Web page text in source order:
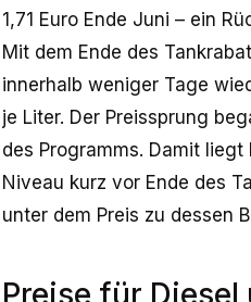
1,71 Euro Ende Juni – ein
Mit dem Ende des
innerhalb weniger Tage
je Liter. Der Preissprung
des Programms. Damit
Niveau kurz vor Ende des
unter dem Preis zu dessen